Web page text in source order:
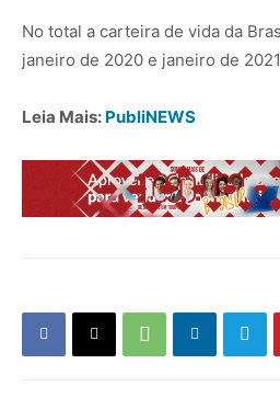
No total a carteira de vida da
janeiro de 2020 e janeiro de
Leia Mais: PubliNEWS